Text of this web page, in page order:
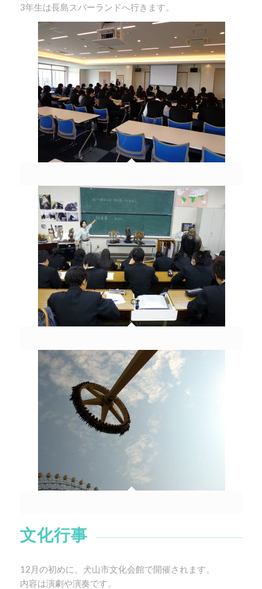
3年生は長島スパーランドへ行きます。
文化行事
12月の初めに、犬山市文化会館で開催されます。
内容は演劇や演奏です。